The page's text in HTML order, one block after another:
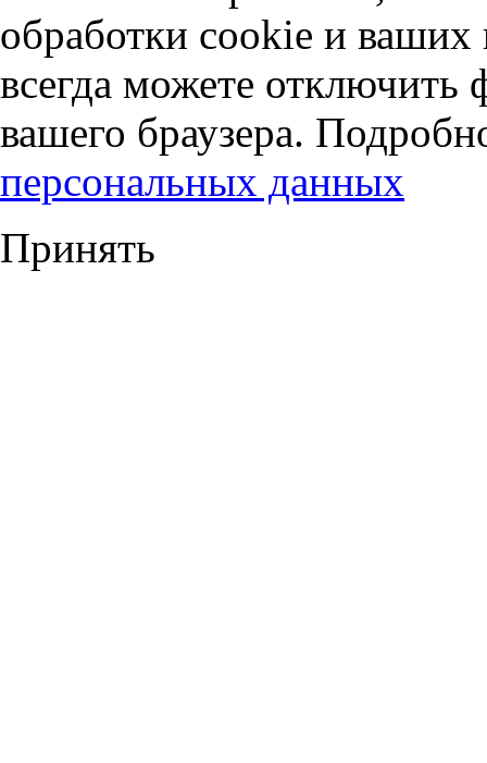
обработки cookie и
всегда можете отключить
вашего браузера.
персональных данных
Принять